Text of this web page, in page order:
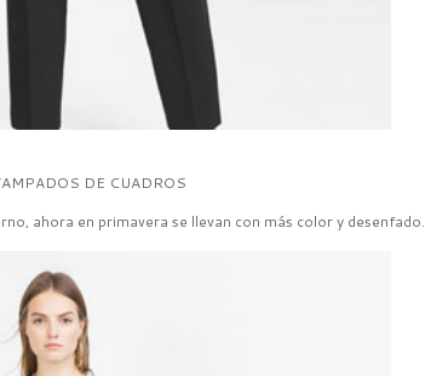
DE CUADROS
ahora en primavera se llevan con más color y desenfado.